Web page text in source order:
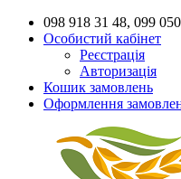
098 918 31 48, 099
Особистий кабінет
Реєстрація
Авторизація
Кошик замовлень
Оформлення